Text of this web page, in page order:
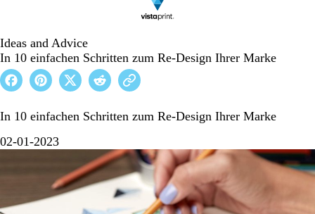
Ideas and Advice
In 10 einfachen Schritten zum Re-Design Ihrer Marke
In 10 einfachen Schritten zum Re-Design Ihrer Marke
02-01-2023